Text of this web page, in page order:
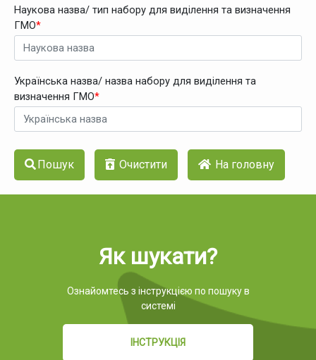
Наукова назва/ тип набору для виділення та визначення
ГМО*
Українська назва/ назва набору для виділення та
визначення ГМО*
Пошук Очистити На головну
Як шукати?
Ознайомтесь з інструкцією по пошуку в
системі
ІНСТРУКЦІЯ